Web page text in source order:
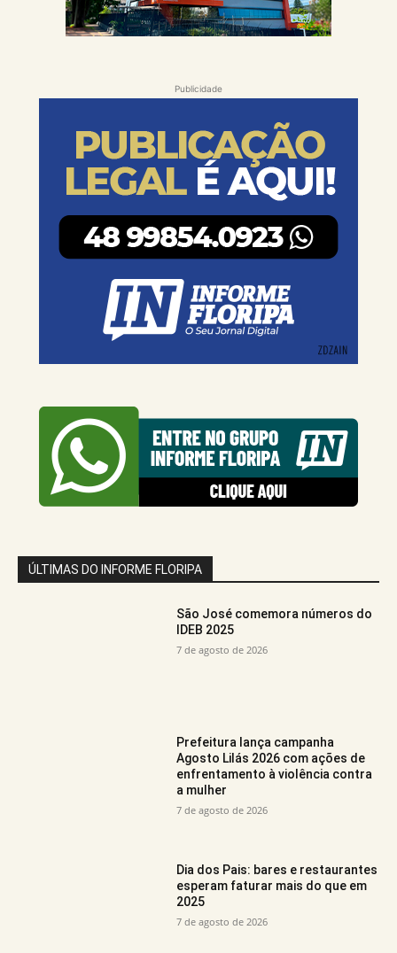
Publicidade
ÚLTIMAS DO INFORME FLORIPA
São José comemora números do
IDEB 2025
7 de agosto de 2026
Prefeitura lança campanha
Agosto Lilás 2026 com ações de
enfrentamento à violência contra
a mulher
7 de agosto de 2026
Dia dos Pais: bares e restaurantes
esperam faturar mais do que em
2025
7 de agosto de 2026